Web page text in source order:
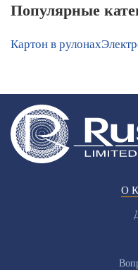
Популярные
Картон в рулонах
О